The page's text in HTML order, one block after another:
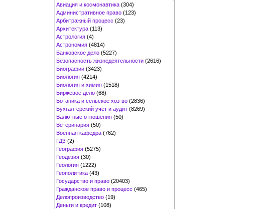
Авиация и космонавтика (304)
Административное право (123)
Арбитражный процесс (23)
Архитектура (113)
Астрология (4)
Астрономия (4814)
Банковское дело (5227)
Безопасность жизнедеятельности (2616)
Биографии (3423)
Биология (4214)
Биология и химия (1518)
Биржевое дело (68)
Ботаника и сельское хоз-во (2836)
Бухгалтерский учет и аудит (8269)
Валютные отношения (50)
Ветеринария (50)
Военная кафедра (762)
ГДЗ (2)
География (5275)
Геодезия (30)
Геология (1222)
Геополитика (43)
Государство и право (20403)
Гражданское право и процесс (465)
Делопроизводство (19)
Деньги и кредит (108)